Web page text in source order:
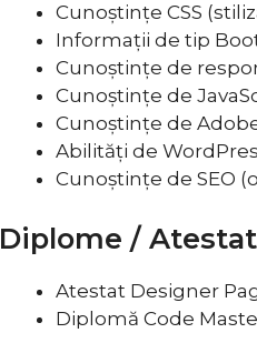
Cunoștințe CSS
Informații de tip
Cunoștințe de
Cunoștințe de
Cunoștințe de
Abilități de
Cunoștințe de SEO
Diplome /
Atestat Designer
Diplomă Code